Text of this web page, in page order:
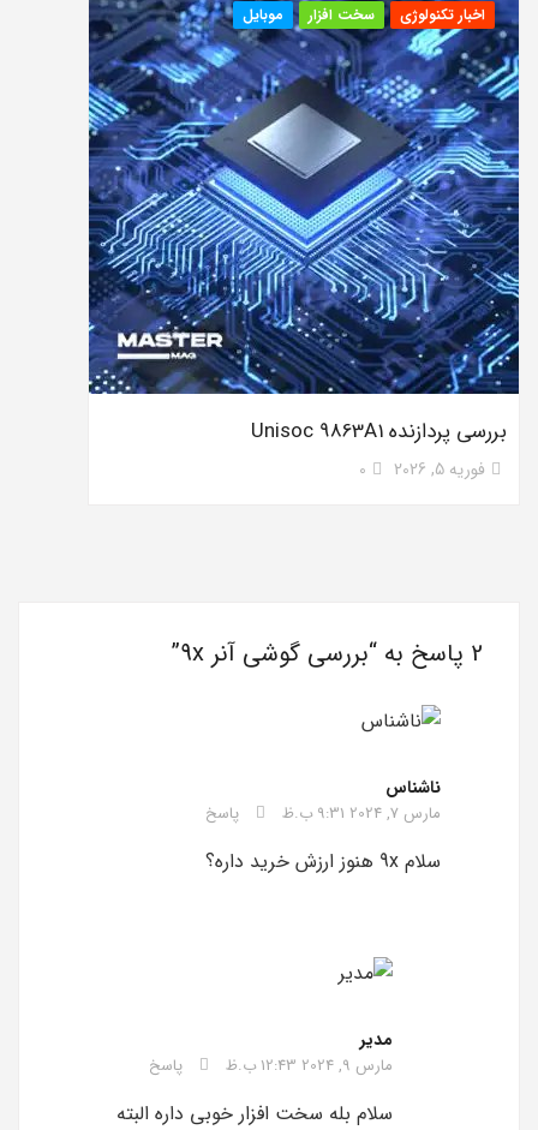
اخبار تکنولوژی سخت افزار موبایل
بررسی پردازنده Unisoc 9863A1
فوریه 5, 2026 0
2 پاسخ به “ بررسی گوشی آنر 9x ”
ناشناس
مارس 7, 2024 9:31 ب.ظ پاسخ
سلام 9x هنوز ارزش خرید داره؟
مدیر
مارس 9, 2024 12:43 ب.ظ پاسخ
سلام بله سخت افزار خوبی داره البته